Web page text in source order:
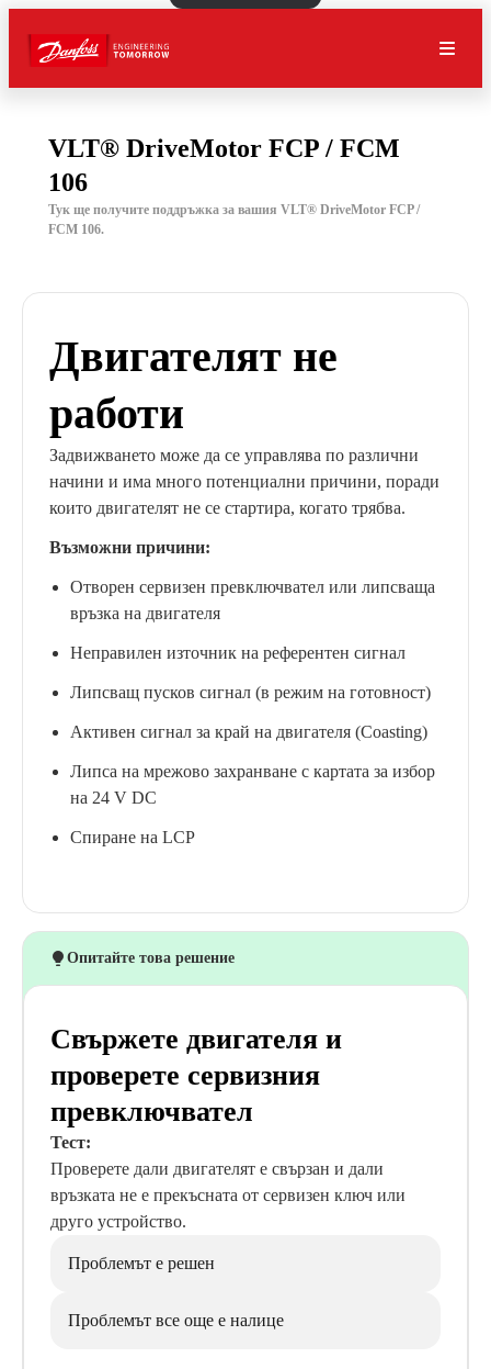
VLT® DriveMotor FCP / FCM
106
Тук ще получите поддръжка за вашия VLT® DriveMotor FCP /
FCM 106.
Двигателят не
работи
Задвижването може да се управлява по различни
начини и има много потенциални причини, поради
които двигателят не се стартира, когато трябва.
Възможни причини:
Отворен сервизен превключвател или липсваща
връзка на двигателя
Неправилен източник на референтен сигнал
Липсващ пусков сигнал (в режим на готовност)
Активен сигнал за край на двигателя (Coasting)
Липса на мрежово захранване с картата за избор
на 24 V DC
Спиране на LCP
Опитайте това решение
Свържете двигателя и
проверете сервизния
превключвател
Тест:
Проверете дали двигателят е свързан и дали
връзката не е прекъсната от сервизен ключ или
друго устройство.
Проблемът е решен
Проблемът все още е налице